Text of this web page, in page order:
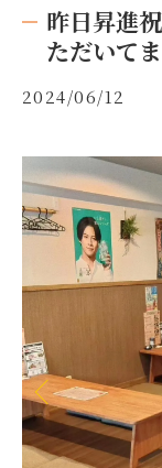
昨日昇進
ただいて
2024/06/12